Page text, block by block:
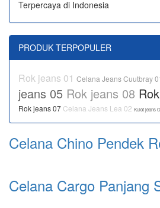
PRODUK TERPOPULER
Rok jeans 01 Celana Jeans Cuutbray
jeans 05 Rok jeans 08
Rok jeans 07 Celana Jeans Lea 02 Kulot jeans
Celana Chino Pendek
Celana Cargo Panjang